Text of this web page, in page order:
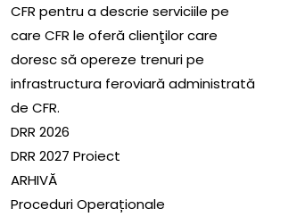
CFR pentru a descrie serviciile pe
care CFR le oferă clienţilor care
doresc să opereze trenuri pe
infrastructura feroviară administrată
de CFR.
DRR 2026
DRR 2027 Proiect
ARHIVĂ
Proceduri Operaționale